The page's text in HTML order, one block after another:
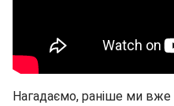
Нагадаємо, раніше ми вже